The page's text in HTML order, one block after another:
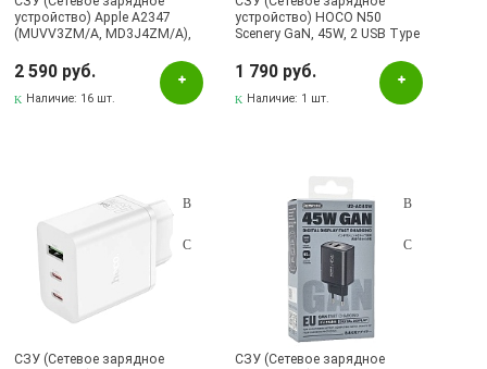
устройство) Apple A2347
(MUVV3ZM/A, MD3J4ZM/A),
2 590 руб.
Наличие: 16 шт.
устройство) HOCO N50
Scenery GaN, 45W, 2 USB Type
черный
1 790 руб.
Наличие: 1 шт.
СЗУ (Сетевое зарядное
СЗУ (Сетевое зарядное